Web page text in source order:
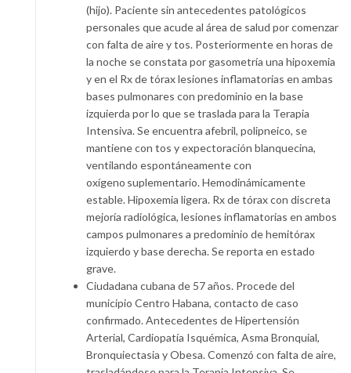
(hijo). Paciente sin antecedentes patológicos
personales que acude al área de salud por comenzar
con falta de aire y tos. Posteriormente en horas de
la noche se constata por gasometría una hipoxemia
y en el Rx de tórax lesiones inflamatorias en ambas
bases pulmonares con predominio en la base
izquierda por lo que se traslada para la Terapia
Intensiva. Se encuentra afebril, polipneico, se
mantiene con tos y expectoración blanquecina,
ventilando espontáneamente con
oxígeno suplementario. Hemodinámicamente
estable. Hipoxemia ligera. Rx de tórax con discreta
mejoría radiológica, lesiones inflamatorias en ambos
campos pulmonares a predominio de hemitórax
izquierdo y base derecha. Se reporta en estado
grave.
Ciudadana cubana de 57 años. Procede del
municipio Centro Habana, contacto de caso
confirmado. Antecedentes de Hipertensión
Arterial, Cardiopatía Isquémica, Asma Bronquial,
Bronquiectasia y Obesa. Comenzó con falta de aire,